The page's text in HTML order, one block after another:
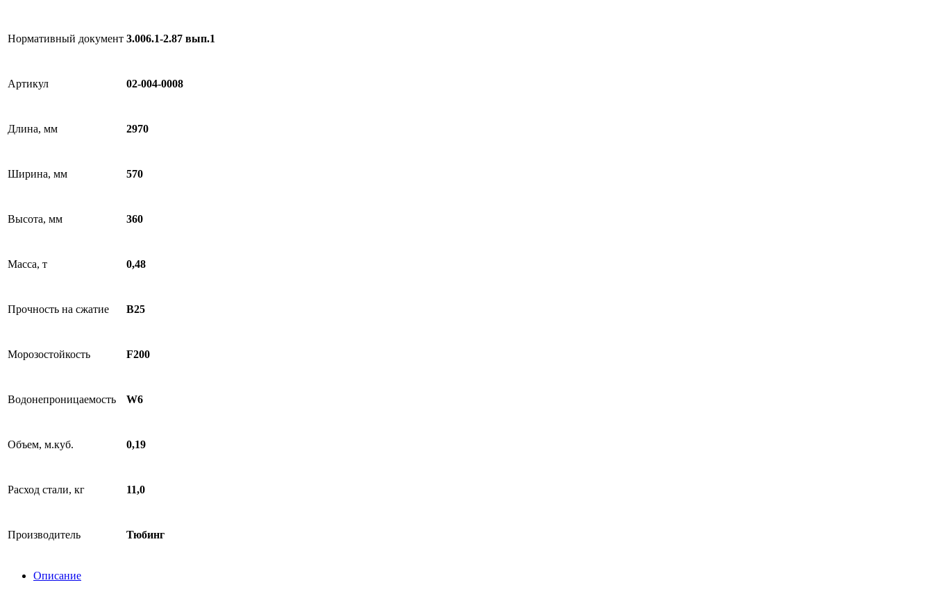
Нормативный документ 3.006.1-2.87 вып.1
Артикул 02-004-0008
Длина, мм 2970
Ширина, мм 570
Высота, мм 360
Масса, т 0,48
Прочность на сжатие B25
Морозостойкость F200
Водонепроницаемость W6
Объем, м.куб. 0,19
Расход стали, кг 11,0
Производитель Тюбинг
Описание